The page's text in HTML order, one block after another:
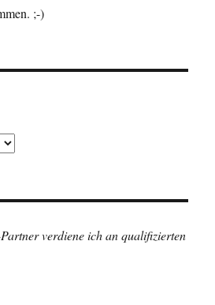
;-)
verdiene ich an qualifizierten